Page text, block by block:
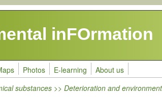
inFOrmation
Photos E-learning About us
substances >> Deterioration and